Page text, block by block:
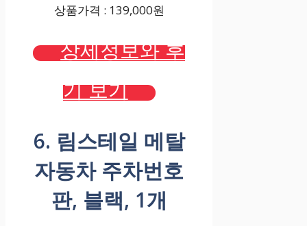
상품가격 : 139,000원
상세정보와 후
기 보기
6. 림스테일 메탈
자동차 주차번호
판, 블랙, 1개